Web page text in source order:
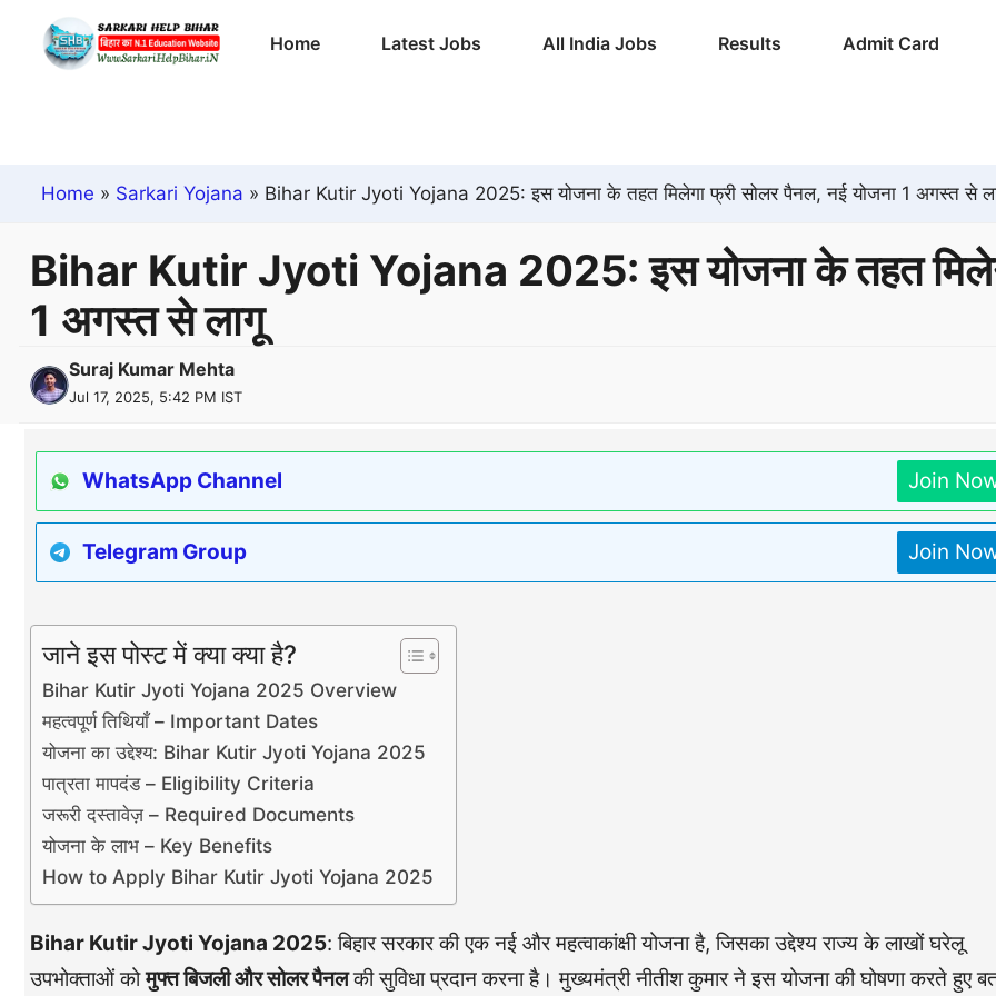
Home Latest Jobs All India Jobs Results Admit Card
Home » Sarkari Yojana » Bihar Kutir Jyoti Yojana 2025: इस योजना के तहत मिलेगा फ्री सोलर पैनल, नई योजना 1 अगस्त से
Bihar Kutir Jyoti Yojana 2025: इस योजना के तहत
1 अगस्त से लागू
Suraj Kumar Mehta
Jul 17, 2025, 5:42 PM IST
WhatsApp Channel Join
Telegram Group Join
जाने इस पोस्ट में क्या क्या है?
Bihar Kutir Jyoti Yojana 2025 Overview
महत्वपूर्ण तिथियाँ – Important Dates
योजना का उद्देश्य: Bihar Kutir Jyoti Yojana 2025
पात्रता मापदंड – Eligibility Criteria
जरूरी दस्तावेज़ – Required Documents
योजना के लाभ – Key Benefits
How to Apply Bihar Kutir Jyoti Yojana 2025
Bihar Kutir Jyoti Yojana 2025: बिहार सरकार की एक नई और महत्वाकांक्षी योजना है, जिसका उद्देश्य राज्य के लाखों घरेलू
उपभोक्ताओं कोमुफ्त बिजली और सोलर पैनलकी सुविधा प्रदान करना है। मुख्यमंत्री नीतीश कुमार ने इस योजना की घोषणा करते हुए